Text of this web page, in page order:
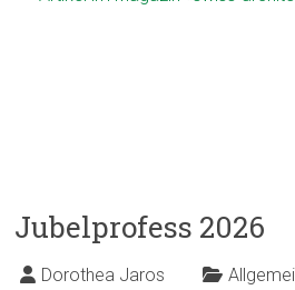
Jubelprofess 2026
Dorothea Jaros